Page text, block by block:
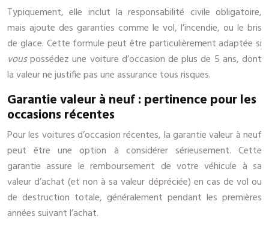
Typiquement, elle inclut la responsabilité civile obligatoire,
mais ajoute des garanties comme le vol, l’incendie, ou le bris
de glace. Cette formule peut être particulièrement adaptée si
vouspossédez une voiture d’occasion de plus de 5 ans, dont
la valeur ne justifie pas une assurance tous risques.
Garantie valeur à neuf : pertinence pour les
occasions récentes
Pour les voitures d’occasion récentes, la garantie valeur à neuf
peut être une option à considérer sérieusement. Cette
garantie assure le remboursement de votre véhicule à sa
valeur d’achat (et non à sa valeur dépréciée) en cas de vol ou
de destruction totale, généralement pendant les premières
années suivant l’achat.